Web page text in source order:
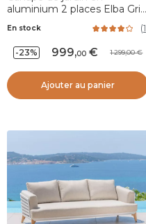
aluminium 2 places Elba Gris
En stock (1
-23% 999,00 1 299,00
Ajouter au panier